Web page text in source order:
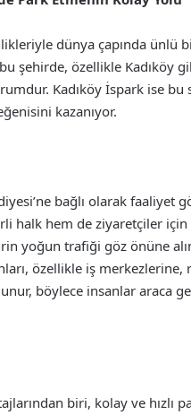
dünya çapında ünlü
şehirde, özellikle Kadıköy
Kadıköy İspark ise
kazanıyor.
bağlı olarak faaliyet
halk hem de ziyaretçiler
yoğun trafiği göz önüne
özellikle iş
böylece insanlar araca
biri, kolay ve hızlı